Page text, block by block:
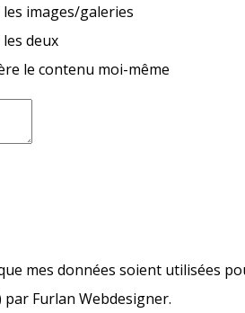
images/galeries
deux
le contenu moi-même
que mes données soient utilisées
par Furlan Webdesigner.